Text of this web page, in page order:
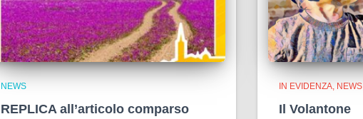
NEWS
REPLICA all’articolo comparso
IN EVIDENZA NEWS
Il Volantone